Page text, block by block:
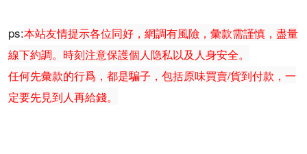
ps:本站友情提示各位同好，網調有風險，彙款需謹慎，盡量
線下約調。時刻注意保護個人隐私以及人身安全。
任何先彙款的行爲，都是騙子，包括原味買賣/貨到付款，一
定要先見到人再給錢。